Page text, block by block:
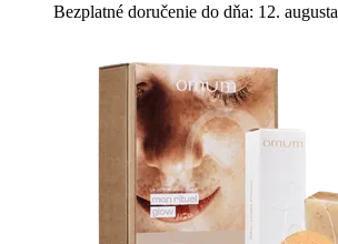
Bezplatné doručenie do dňa: 12. augusta